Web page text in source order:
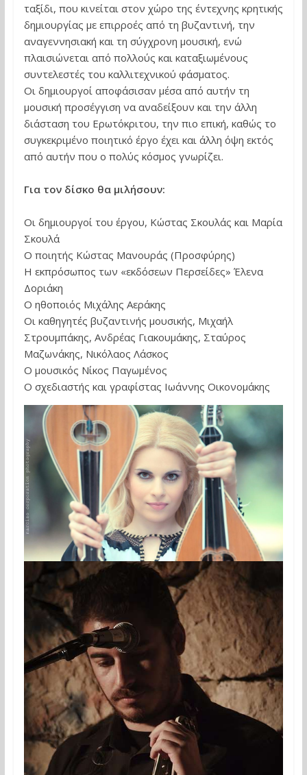
ταξίδι, που κινείται στον χώρο της έντεχνης κρητικής
δημιουργίας με επιρροές από τη βυζαντινή, την
αναγεννησιακή και τη σύγχρονη μουσική, ενώ
πλαισιώνεται από πολλούς και καταξιωμένους
συντελεστές του καλλιτεχνικού φάσματος.
Οι δημιουργοί αποφάσισαν μέσα από αυτήν τη
μουσική προσέγγιση να αναδείξουν και την άλλη
διάσταση του Ερωτόκριτου, την πιο επική, καθώς το
συγκεκριμένο ποιητικό έργο έχει και άλλη όψη εκτός
από αυτήν που ο πολύς κόσμος γνωρίζει.
Για τον δίσκο θα μιλήσουν:
Οι δημιουργοί του έργου, Κώστας Σκουλάς και Μαρία
Σκουλά
Ο ποιητής Κώστας Μανουράς (Προσφύρης)
Η εκπρόσωπος των «εκδόσεων Περσείδες» Έλενα
Δοριάκη
Ο ηθοποιός Μιχάλης Αεράκης
Οι καθηγητές βυζαντινής μουσικής, Μιχαήλ
Στρουμπάκης, Ανδρέας Γιακουμάκης, Σταύρος
Μαζωνάκης, Νικόλαος Λάσκος
Ο μουσικός Νίκος Παγωμένος
Ο σχεδιαστής και γραφίστας Ιωάννης Οικονομάκης